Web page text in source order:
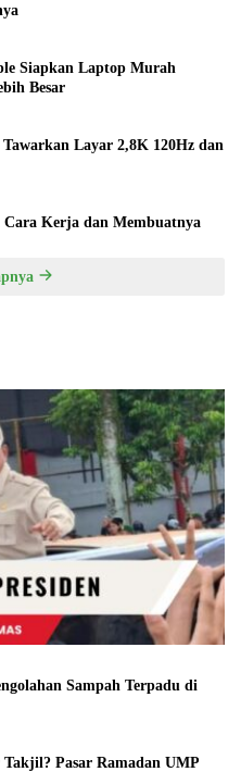
Siapkan Laptop Murah
Besar
Layar 2,8K 120Hz dan
Kerja dan Membuatnya
Sampah Terpadu di
Pasar Ramadan UMP